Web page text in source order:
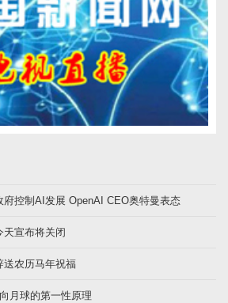
府控制AI发展 OpenAI CEO奥特曼表态
天宣布将关闭
送农历马年祝福
月球的第一性原理